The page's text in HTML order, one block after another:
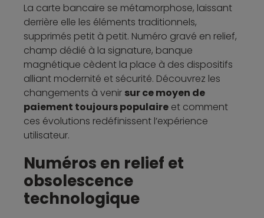
La carte bancaire se métamorphose, laissant
derrière elle les éléments traditionnels,
supprimés petit à petit. Numéro gravé en relief,
champ dédié à la signature, banque
magnétique cèdent la place à des dispositifs
alliant modernité et sécurité. Découvrez les
changements à venir sur ce moyen de
paiement toujours populaire et comment
ces évolutions redéfinissent l’expérience
utilisateur.
Numéros en relief et
obsolescence
technologique